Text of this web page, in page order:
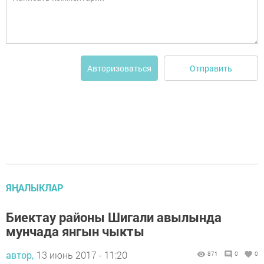
Авторизоваться Отправить
ЯҢАЛЫКЛАР
Биектау районы Шигали авылында
мунчада янгын чыкты
автор, 13 июнь 2017 - 11:20 871 0 0